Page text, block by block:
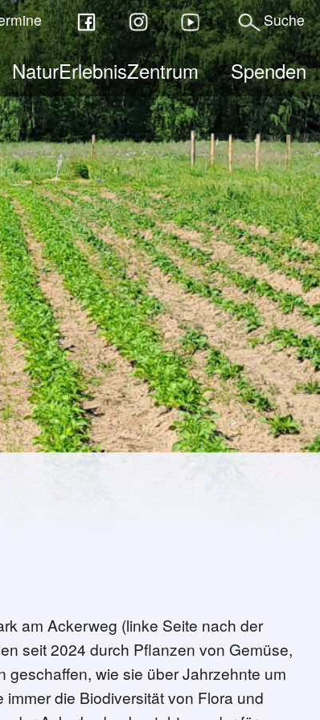
NaturErlebnisZentrum Spenden
Suche
am Ackerweg (linke Seite nach der
seit 2024 durch Pflanzen von Gemüse,
geschaffen, wie sie über Jahrzehnte um
die Biodiversität von Flora und